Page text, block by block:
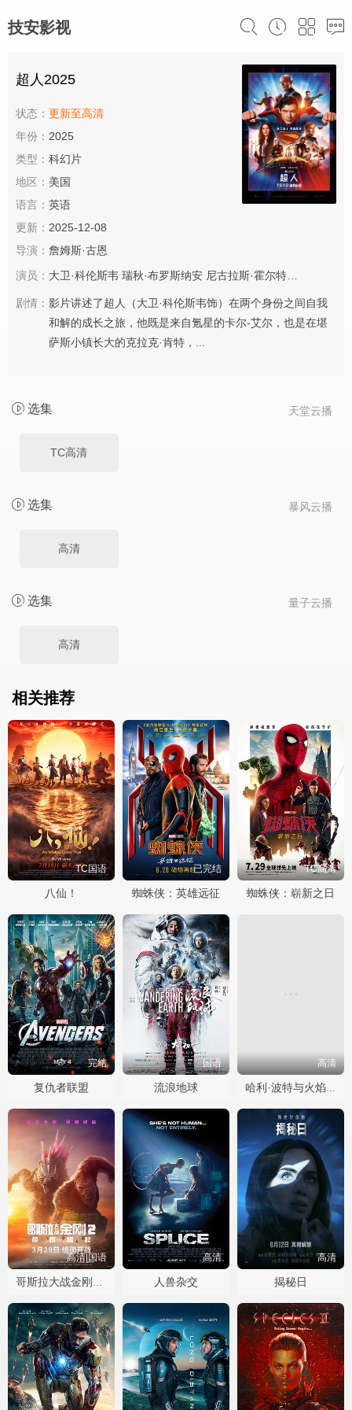
技安影视
超人2025
状态： 更新至高清
年份： 2025
类型： 科幻片
地区： 美国
语言： 英语
更新： 2025-12-08
导演： 詹姆斯·古恩
演员： 大卫·科伦斯韦 瑞秋·布罗斯纳安 尼古拉斯·霍尔特
剧情： 影片讲述了超人（大卫·科伦斯韦饰）在两个身份之间自我
和解的成长之旅，他既是来自氪星的卡尔-艾尔，也是在堪
萨斯小镇长大的克拉克·肯特，...
天堂云播
选集
TC高清
暴风云播
选集
高清
量子云播
选集
高清
相关推荐
TC国语
八仙！
已完结
蜘蛛侠：英雄远征
TC高清
蜘蛛侠：崭新之日
完结
复仇者联盟
国语
流浪地球
高清
哈利·波特与火焰杯国语
高清|国语
哥斯拉大战金刚2：帝国崛起
高清
人兽杂交
高清
揭秘日